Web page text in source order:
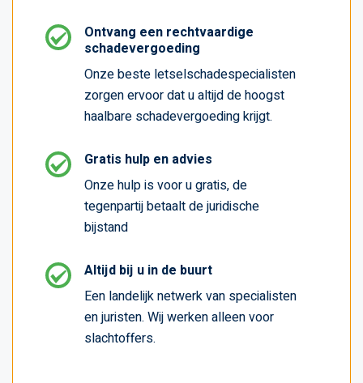
Ontvang een rechtvaardige
schadevergoeding
Onze beste letselschadespecialisten
zorgen ervoor dat u altijd de hoogst
haalbare schadevergoeding krijgt.
Gratis hulp en advies
Onze hulp is voor u gratis, de
tegenpartij betaalt de juridische
bijstand
Altijd bij u in de buurt
Een landelijk netwerk van specialisten
en juristen. Wij werken alleen voor
slachtoffers.